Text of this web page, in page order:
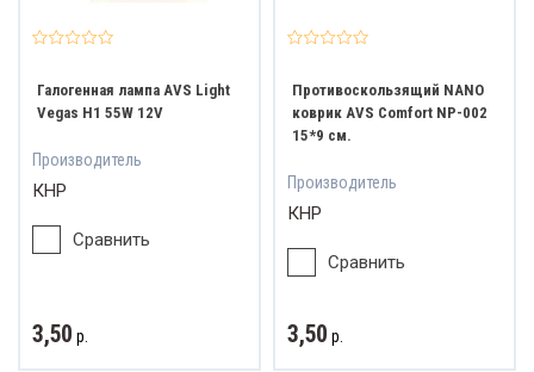
Галогенная лампа AVS Light
Vegas H1 55W 12V
Производитель
КНР
Сравнить
3,50 р.
Противоскользящий NANO
коврик AVS Comfort NP-002
15*9 см.
Производитель
КНР
Сравнить
3,50 р.